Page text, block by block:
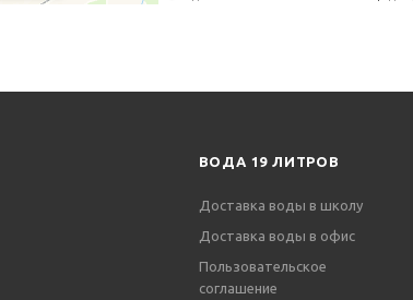
ВОДА 19 ЛИТРОВ
Доставка воды в школу
Доставка воды в офис
Пользовательское
соглашение